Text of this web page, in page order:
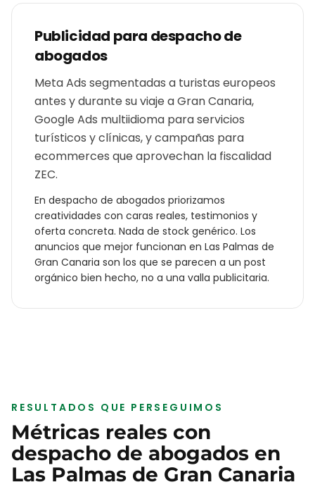
Publicidad para despacho de
abogados
Meta Ads segmentadas a turistas europeos
antes y durante su viaje a Gran Canaria,
Google Ads multiidioma para servicios
turísticos y clínicas, y campañas para
ecommerces que aprovechan la fiscalidad
ZEC.
En despacho de abogados priorizamos
creatividades con caras reales, testimonios y
oferta concreta. Nada de stock genérico. Los
anuncios que mejor funcionan en Las Palmas de
Gran Canaria son los que se parecen a un post
orgánico bien hecho, no a una valla publicitaria.
RESULTADOS QUE PERSEGUIMOS
Métricas reales con
despacho de abogados en
Las Palmas de Gran Canaria